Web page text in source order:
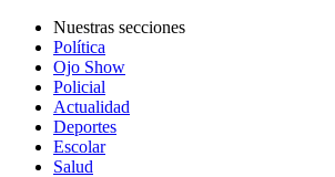
Nuestras secciones
Política
Ojo Show
Policial
Actualidad
Deportes
Escolar
Salud